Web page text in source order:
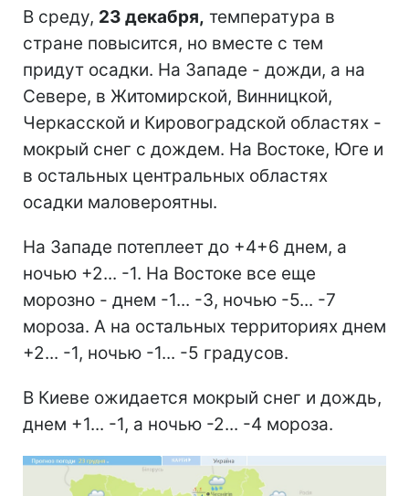
В среду, 23 декабря, температура в
стране повысится, но вместе с тем
придут осадки. На Западе - дожди, а на
Севере, в Житомирской, Винницкой,
Черкасской и Кировоградской областях -
мокрый снег с дождем. На Востоке, Юге и
в остальных центральных областях
осадки маловероятны.
На Западе потеплеет до +4+6 днем, а
ночью +2... -1. На Востоке все еще
морозно - днем -1... -3, ночью -5... -7
мороза. А на остальных территориях днем
+2... -1, ночью -1... -5 градусов.
В Киеве ожидается мокрый снег и дождь,
днем +1... -1, а ночью -2... -4 мороза.